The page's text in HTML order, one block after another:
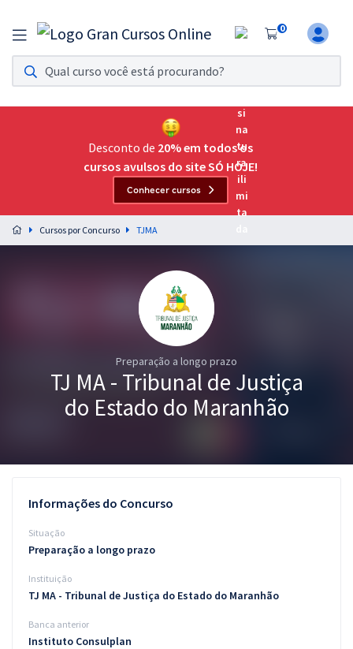
0
Assinatura Ilimitada 11
Acesso a todos os cursos. Teste grátis por 7 dias!
Assinatura OAB Até Passar
Acesso ilimitado a toda preparação para o Exame da
Preparação completa e intensiva para as principais
residências em saúde do Brasil
Graduação
Conteúdo gratuito
Blog
Desconto de 20% em todos os
cursos avulsos do site SÓ HOJE!
Conhecer cursos
Cursos por Concurso TJMA
Preparação a longo prazo
TJ MA - Tribunal de Justiça
do Estado do Maranhão
Informações do Concurso
Situação
Preparação a longo prazo
Instituição
TJ MA - Tribunal de Justiça do Estado do Maranhão
Banca anterior
Instituto Consulplan